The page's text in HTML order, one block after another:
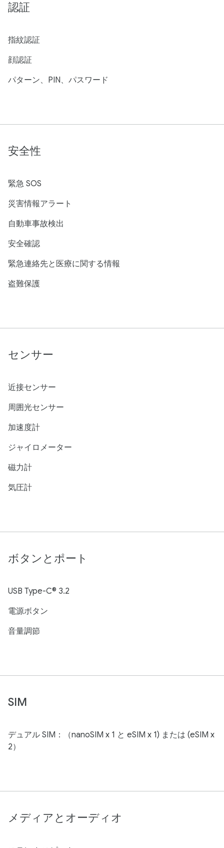
認証
指紋認証
顔認証
パターン、PIN、パスワード
安全性
緊急 SOS
災害情報アラート
自動車事故検出
安全確認
緊急連絡先と医療に関する情報
盗難保護
センサー
近接センサー
周囲光センサー
加速度計
ジャイロメーター
磁力計
気圧計
ボタンとポート
USB Type-C® 3.2
電源ボタン
音量調節
SIM
デュアル SIM：（nanoSIM x 1 と eSIM x 1) または (eSIM x
2）
メディアとオーディオ